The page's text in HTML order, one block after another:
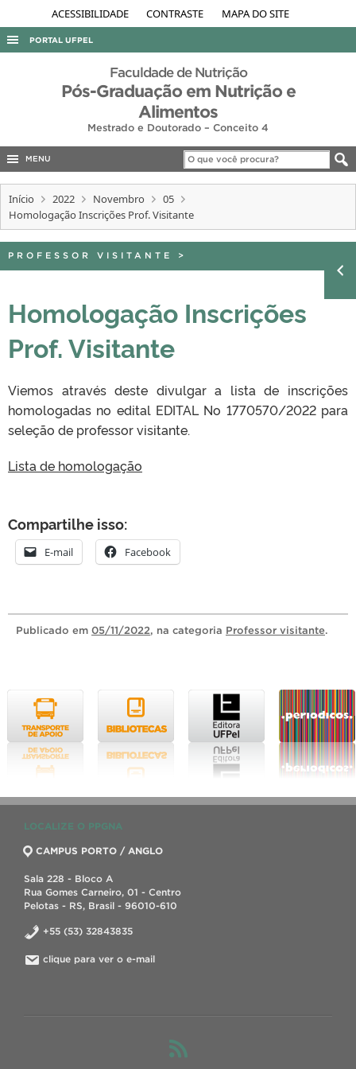
ACESSIBILIDADE CONTRASTE MAPA DO SITE
PORTAL UFPEL
ACESSO À INFORMAÇÃO
AUDITORIA
CONCURSOS
INTERNACIONAL
OUVIDORIA
PORTARIAS
Faculdade de Nutrição
Pós-Graduação em Nutrição e
Alimentos
Mestrado e Doutorado – Conceito 4
MENU
Início 2022 Novembro
05
Homologação Inscrições Prof. Visitante
PROFESSOR VISITANTE >
Homologação Inscrições
Prof. Visitante
Viemos através deste divulgar a lista de inscrições
homologadas no edital EDITAL No 1770570/2022 para
seleção de professor visitante.
Lista de homologação
Compartilhe isso:
E-mail Facebook
Publicado em 05/11/2022, na categoria Professor visitante.
LOCALIZE O PPGNA
CAMPUS PORTO / ANGLO
Sala 228 - Bloco A
Rua Gomes Carneiro, 01 - Centro
Pelotas - RS, Brasil - 96010-610
+55 (53) 32843835
clique para ver o e-mail